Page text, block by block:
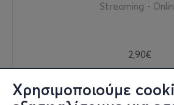
Χρησιμοποιούμε
Streaming -
2,90€